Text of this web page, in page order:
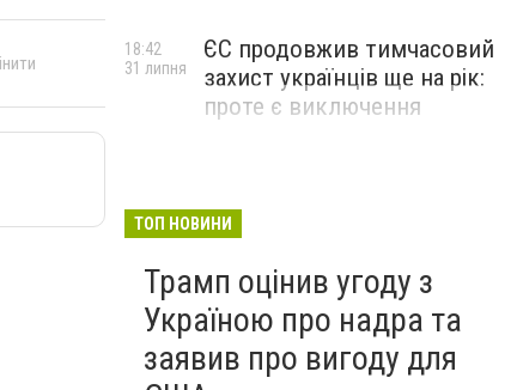
ЄС продовжив тимчасовий
захист українців ще на рік:
проте є виключення
18:42
31 липня
ТОП НОВИНИ
Трамп оцінив угоду з
Україною про надра та
заявив про вигоду для